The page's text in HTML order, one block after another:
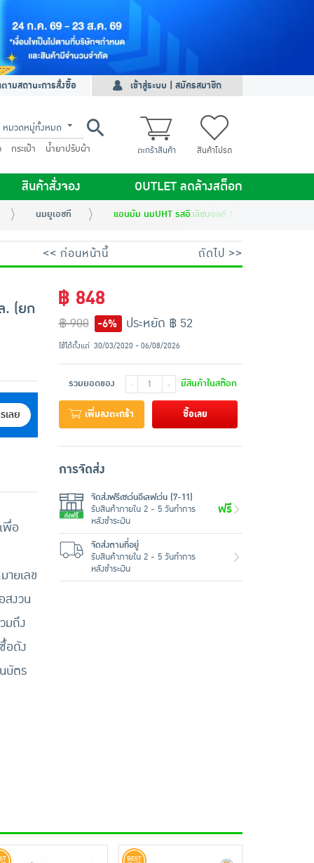
ามสถานะการสั่งซื้อ เข้าสู่ระบบ | สมัครสมาชิก
หมวดหมู่ทั้งหมด
กระเป๋า
น้ำยาปรับผ้า
ตะกร้าสินค้า สินค้าโปรด
สินค้าสั่งจอง OUTLET ลดล้างสต็อก
นมยูเอชที แอนมัม นมUHT รสอิงลิชมอลต์ 180 มล. (ยกลัง 36 กล่
<< ก่อนหน้านี้
ถัดไป >>
. (ยก
เลย
พื่อ
ายเลข
สงวน
มถึง
อดัง
บัตร
฿ 848
฿ 900 -6% ประหยัด ฿ 52
ใช้ได้ตั้งแต่ 30/03/2020 - 06/08/2026
รวมยอดของ - + มีสินค้าในสต๊อก
เพิ่มลงตะกร้า ซื้อเลย
การจัดส่ง
จัดส่งฟรีเซเว่นอีเลฟเว่น (7-11)
รับสินค้าภายใน 2 - 5 วันทำการ
หลังชำระเงิน
ฟรี
จัดส่งตามที่อยู่
รับสินค้าภายใน 2 - 5 วันทำการ
หลังชำระเงิน